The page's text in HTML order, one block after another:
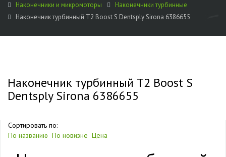
Наконечники и микромоторы
Наконечники турбинные
Наконечник турбинный T2 Boost S Dentsply Sirona 6386655
Наконечник турбинный T2 Boost S
Dentsply Sirona 6386655
Сортировать по:
По названию По новизне Цена